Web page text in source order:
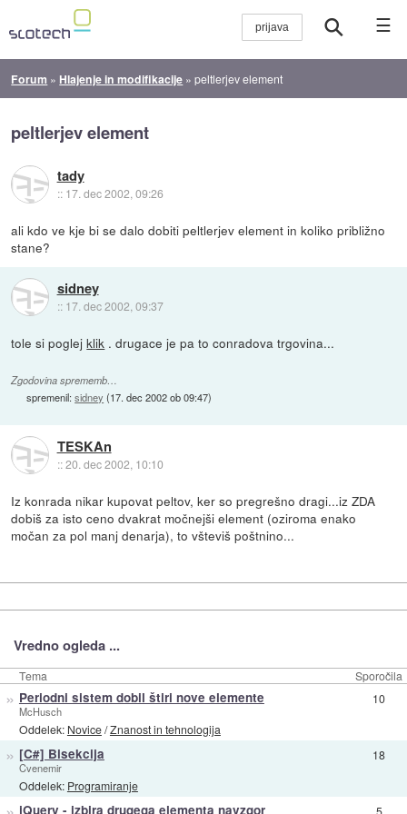
☰
Forum » Hlajenje in modifikacije »peltlerjev element
peltlerjev element
tady
:: 17. dec 2002, 09:26
ali kdo ve kje bi se dalo dobiti peltlerjev element in koliko približno
stane?
sidney
:: 17. dec 2002, 09:37
tole si poglejklik . drugace je pa to conradova trgovina...
Zgodovina sprememb…
spremenil:sidney (17. dec 2002 ob 09:47)
TESKAn
::20. dec 2002, 10:10
Iz konrada nikar kupovat peltov, ker so pregrešno dragi...iz ZDA
dobiš za isto ceno dvakrat močnejši element (oziroma enako
močan za pol manj denarja), to všteviš poštnino...
Vredno ogleda ...
Tema Sporočila
» Periodni sistem dobil štiri nove elemente
McHusch
Oddelek: Novice/Znanost in tehnologija
10
» [C#] Bisekcija
Cvenemir
Oddelek: Programiranje
18
jQuery - izbira drugega elementa navzgor 5